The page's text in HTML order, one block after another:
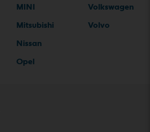
MINI
Mitsubishi
Nissan
Opel
Volkswagen
Volvo